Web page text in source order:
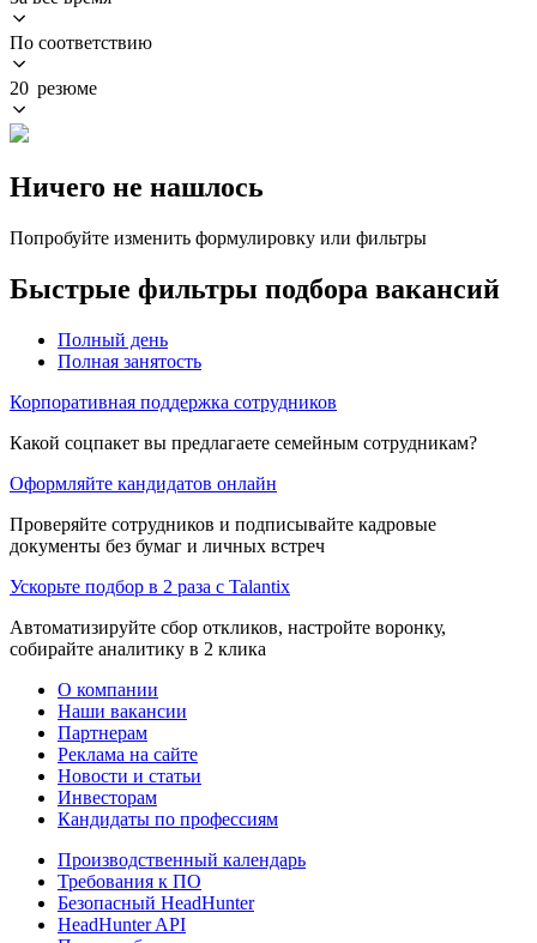
По соответствию
20 резюме
Ничего не нашлось
Попробуйте изменить формулировку или фильтры
Быстрые фильтры подбора вакансий
Полный день
Полная занятость
Корпоративная поддержка сотрудников
Какой соцпакет вы предлагаете семейным сотрудникам?
Оформляйте кандидатов онлайн
Проверяйте сотрудников и подписывайте кадровые
документы без бумаг и личных встреч
Ускорьте подбор в 2 раза с Talantix
Автоматизируйте сбор откликов, настройте воронку,
собирайте аналитику в 2 клика
О компании
Наши вакансии
Партнерам
Реклама на сайте
Новости и статьи
Инвесторам
Кандидаты по профессиям
Производственный календарь
Требования к ПО
Безопасный HeadHunter
HeadHunter API